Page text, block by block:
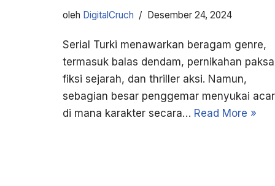
oleh DigitalCruch Desember 24, 2024
Serial Turki menawarkan beragam genre,
termasuk balas dendam, pernikahan
fiksi sejarah, dan thriller aksi. Namun,
sebagian besar penggemar menyukai
di mana karakter secara… Read More »